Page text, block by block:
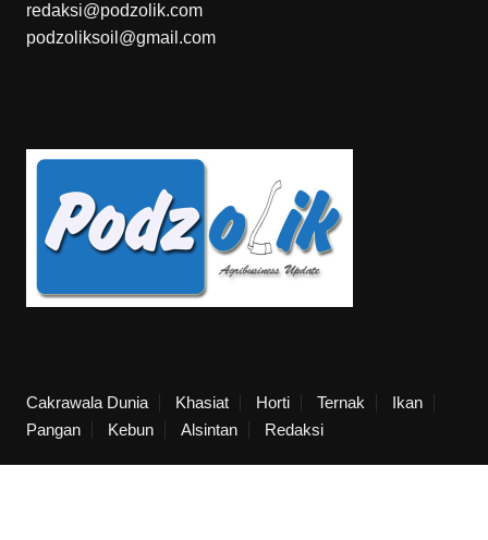
redaksi@podzolik.com
podzoliksoil@gmail.com
Cakrawala Dunia Khasiat Horti Ternak
Ikan
Pangan
Kebun Alsintan Redaksi